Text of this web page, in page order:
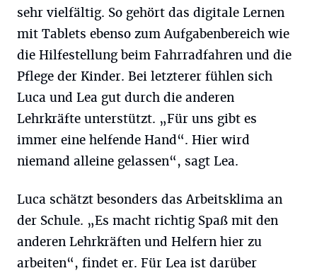
sehr vielfältig. So gehört das digitale Lernen
mit Tablets ebenso zum Aufgabenbereich wie
die Hilfestellung beim Fahrradfahren und die
Pflege der Kinder. Bei letzterer fühlen sich
Luca und Lea gut durch die anderen
Lehrkräfte unterstützt. „Für uns gibt es
immer eine helfende Hand“. Hier wird
niemand alleine gelassen“, sagt Lea.
Luca schätzt besonders das Arbeitsklima an
der Schule. „Es macht richtig Spaß mit den
anderen Lehrkräften und Helfern hier zu
arbeiten“, findet er. Für Lea ist darüber